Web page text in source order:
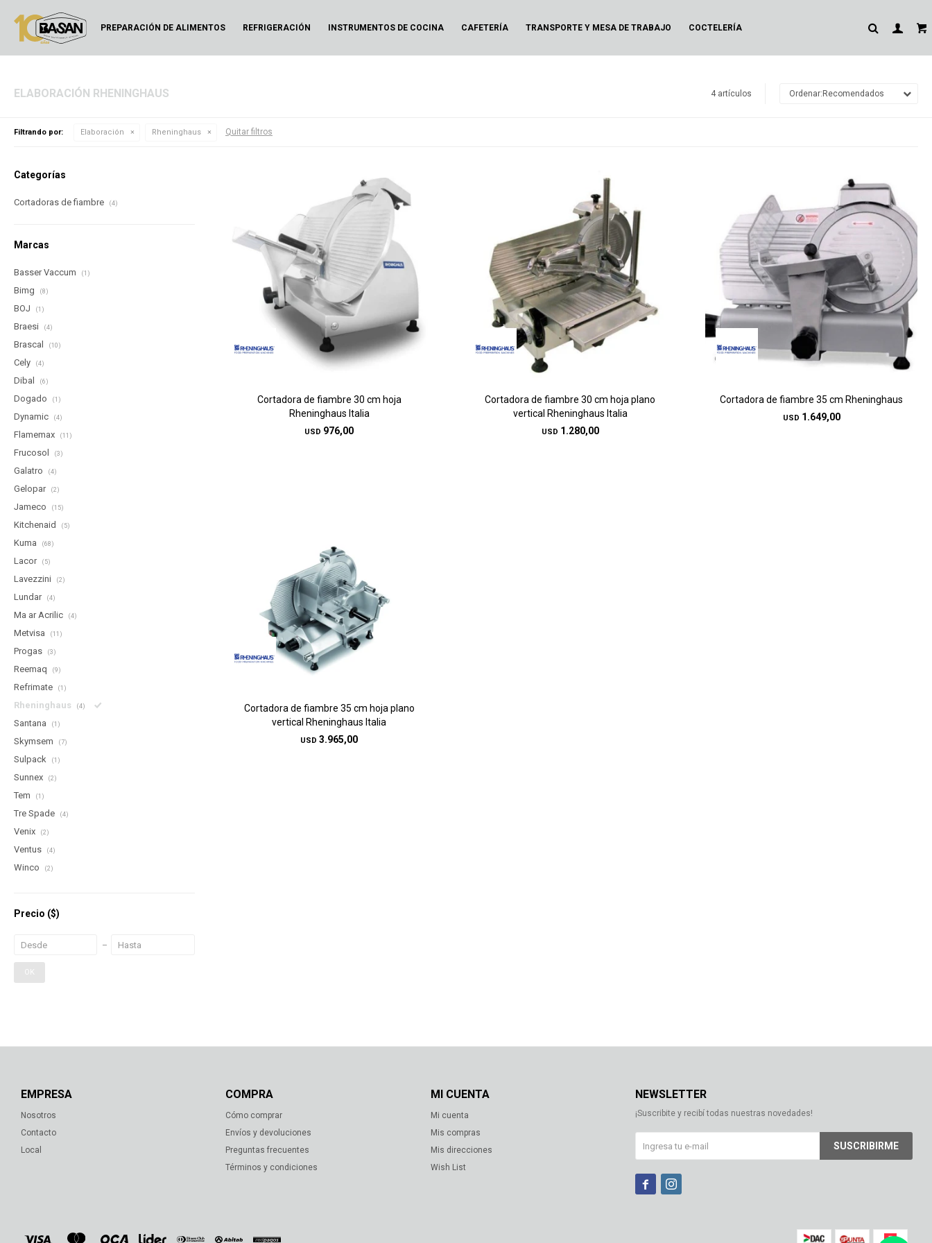
PREPARACIÓN DE ALIMENTOS REFRIGERACIÓN INSTRUMENTOS DE COCINA CAFETERÍA TRANSPORTE Y MESA DE TRABAJO COCTELERÍA
ELABORACIÓN RHENINGHAUS 4 artículos Recomendados
Filtrando por: Elaboración Rheninghaus Quitar filtros
Cortadora de fiambre 30 cm hoja
Rheninghaus Italia
USD 976,00
Cortadora de fiambre 30 cm hoja plano
vertical Rheninghaus Italia
USD 1.280,00
Cortadora de fiambre 35 cm Rheninghaus
USD 1.649,00
Cortadora de fiambre 35 cm hoja plano
vertical Rheninghaus Italia
USD 3.965,00
Categorías
Cortadoras de fiambre (4)
Marcas
Basser Vaccum (1)
Bimg (8)
BOJ (1)
Braesi (4)
Brascal (10)
Cely (4)
Dibal (6)
Dogado (1)
Dynamic (4)
Flamemax (11)
Frucosol (3)
Galatro (4)
Gelopar (2)
Jameco (15)
Kitchenaid (5)
Kuma (68)
Lacor (5)
Lavezzini (2)
Lundar (4)
Ma ar Acrilic (4)
Metvisa (11)
Progas (3)
Reemaq (9)
Refrimate (1)
Rheninghaus (4)
Santana (1)
Skymsem (7)
Sulpack (1)
Sunnex (2)
Tem (1)
Tre Spade (4)
Venix (2)
Ventus (4)
Winco (2)
Precio ($)
OK
EMPRESA
Nosotros
Contacto
Local
COMPRA
Cómo comprar
Envíos y devoluciones
Preguntas frecuentes
Términos y condiciones
MI CUENTA
Mi cuenta
Mis compras
Mis direcciones
Wish List
NEWSLETTER
¡Suscribite y recibí todas nuestras novedades!
SUSCRIBIRME
 